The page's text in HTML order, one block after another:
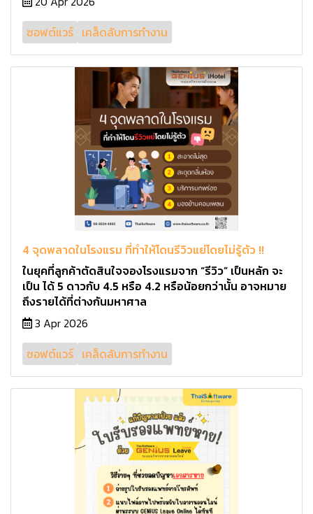
ซอฟต์แวร์ เคล็ดลับการทำงาน
4 จุดพลาดในโรงแรม ที่ทำให้โดนรีวิวแย่โดยไม่รู้ตัว !!
ในยุคที่ลูกค้าตัดสินใจจองโรงแรมจาก “รีวิว” เป็นหลัก จะ
เป็น ได้ 5 ดาวกับ 4.5 หรือ 4.2 หรือน้อยกว่านั้น อาจหมาย
ถึงรายได้ที่ต่างกันมหาศาล
3 Apr 2026
ซอฟต์แวร์ เคล็ดลับการทำงาน